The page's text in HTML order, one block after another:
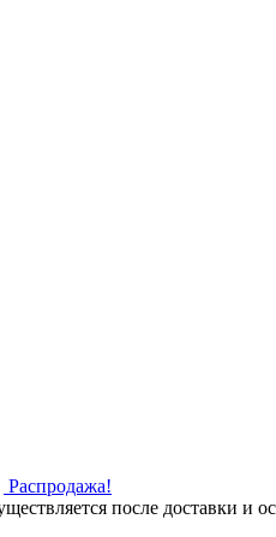
Распродажа!
после доставки и